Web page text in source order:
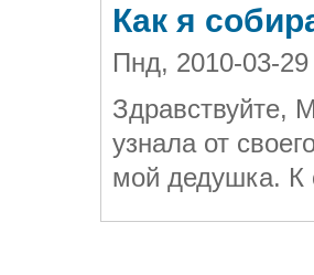
Как я
Пнд, 2010-03-
Здравствуйте,
узнала от
мой дедушка. К